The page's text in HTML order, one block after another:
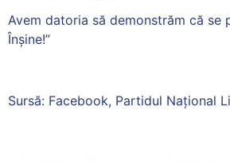
Avem datoria să demonstrăm că se
Înșine!”
Sursă: Facebook, Partidul Național